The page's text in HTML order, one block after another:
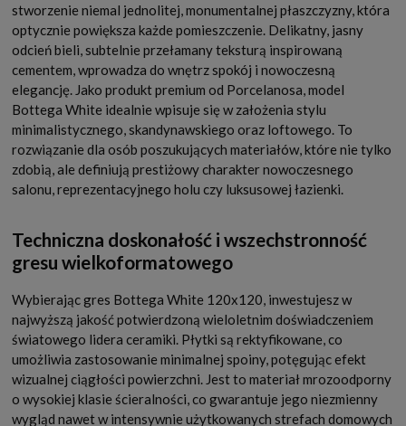
stworzenie niemal jednolitej, monumentalnej płaszczyzny, która
optycznie powiększa każde pomieszczenie. Delikatny, jasny
odcień bieli, subtelnie przełamany teksturą inspirowaną
cementem, wprowadza do wnętrz spokój i nowoczesną
elegancję. Jako produkt premium od Porcelanosa, model
Bottega White idealnie wpisuje się w założenia stylu
minimalistycznego, skandynawskiego oraz loftowego. To
rozwiązanie dla osób poszukujących materiałów, które nie tylko
zdobią, ale definiują prestiżowy charakter nowoczesnego
salonu, reprezentacyjnego holu czy luksusowej łazienki.
Techniczna doskonałość i wszechstronność
gresu wielkoformatowego
Wybierając gres Bottega White 120x120, inwestujesz w
najwyższą jakość potwierdzoną wieloletnim doświadczeniem
światowego lidera ceramiki. Płytki są rektyfikowane, co
umożliwia zastosowanie minimalnej spoiny, potęgując efekt
wizualnej ciągłości powierzchni. Jest to materiał mrozoodporny
o wysokiej klasie ścieralności, co gwarantuje jego niezmienny
wygląd nawet w intensywnie użytkowanych strefach domowych